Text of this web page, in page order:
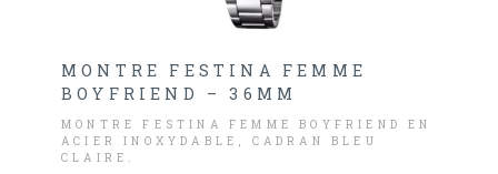
MONTRE FESTINA FEMME
BOYFRIEND – 36MM
MONTRE FESTINA FEMME BOYFRIEND EN
ACIER INOXYDABLE, CADRAN BLEU
CLAIRE.